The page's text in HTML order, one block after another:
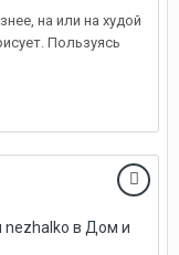
на или на худой
Пользуясь
nezhalko в Дом и